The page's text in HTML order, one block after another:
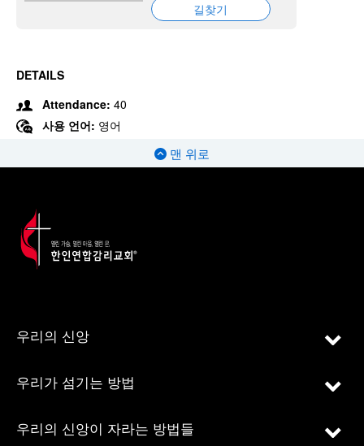
길찾기
DETAILS
Attendance: 40
사용 언어: 영어
맨 위로
우리의 신앙
우리가 섬기는 방법
우리의 신앙이 자라는 방법들